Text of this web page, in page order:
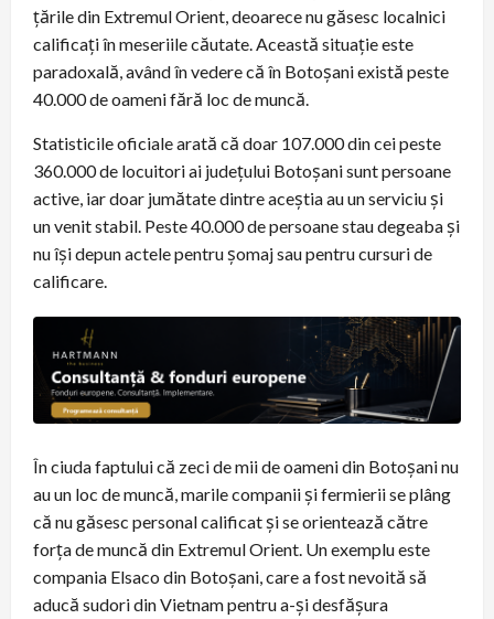
țările din Extremul Orient, deoarece nu găsesc localnici
calificați în meseriile căutate. Această situație este
paradoxală, având în vedere că în Botoșani există peste
40.000 de oameni fără loc de muncă.
Statisticile oficiale arată că doar 107.000 din cei peste
360.000 de locuitori ai județului Botoșani sunt persoane
active, iar doar jumătate dintre aceștia au un serviciu și
un venit stabil. Peste 40.000 de persoane stau degeaba și
nu își depun actele pentru șomaj sau pentru cursuri de
calificare.
În ciuda faptului că zeci de mii de oameni din Botoșani nu
au un loc de muncă, marile companii și fermierii se plâng
că nu găsesc personal calificat și se orientează către
forța de muncă din Extremul Orient. Un exemplu este
compania Elsaco din Botoșani, care a fost nevoită să
aducă sudori din Vietnam pentru a-și desfășura